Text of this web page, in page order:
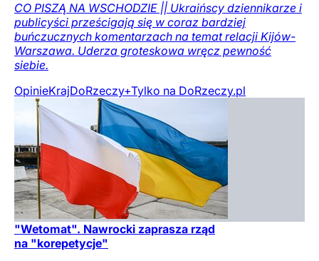
CO PISZĄ NA WSCHODZIE || Ukraińscy dziennikarze i
publicyści prześcigają się w coraz bardziej
buńczucznych komentarzach na temat relacji Kijów-
Warszawa. Uderza groteskowa wręcz pewność
siebie.
OpinieKrajDoRzeczy+Tylko na DoRzeczy.pl
"Wetomat". Nawrocki zaprasza rząd
na "korepetycje"